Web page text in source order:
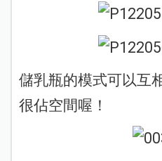
儲乳瓶的模式可以互
很佔空間喔！